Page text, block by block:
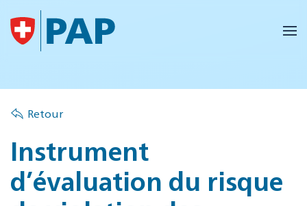
Accéder au contenu principal
Retour
Instrument
d’évaluation du risque